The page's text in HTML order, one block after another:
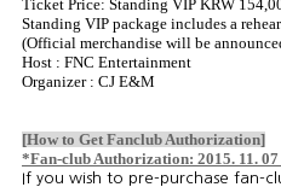
Ticket Price: Standing VIP KRW
Standing VIP package includes a
(Official merchandise will be
Host : FNC Entertainment
Organizer : CJ E&M
[How to Get Fanclub Authorization]
*Fan-club Authorization: 2015. 11.
If you wish to pre-purchase fan-